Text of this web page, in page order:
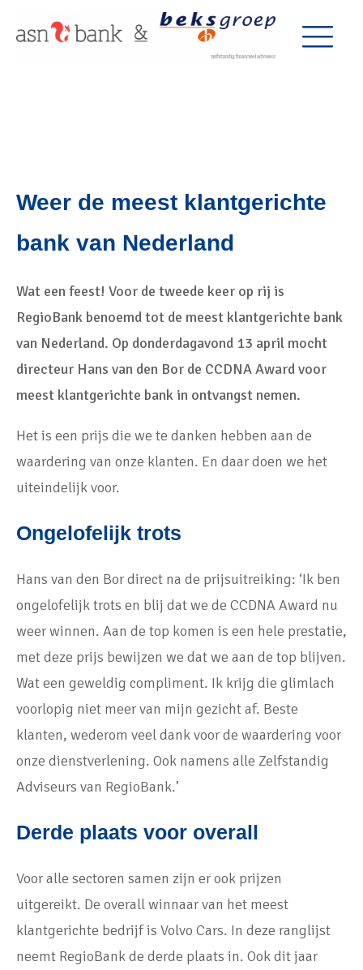
Weer de meest klantgerichte
bank van Nederland
Wat een feest! Voor de tweede keer op rij is
RegioBank benoemd tot de meest klantgerichte bank
van Nederland. Op donderdagavond 13 april mocht
directeur Hans van den Bor de CCDNA Award voor
meest klantgerichte bank in ontvangst nemen.
Het is een prijs die we te danken hebben aan de
waardering van onze klanten. En daar doen we het
uiteindelijk voor.
Ongelofelijk trots
Hans van den Bor direct na de prijsuitreiking: ‘Ik ben
ongelofelijk trots en blij dat we de CCDNA Award nu
weer winnen. Aan de top komen is een hele prestatie,
met deze prijs bewijzen we dat we aan de top blijven.
Wat een geweldig compliment. Ik krijg die glimlach
voorlopig niet meer van mijn gezicht af. Beste
klanten, wederom veel dank voor de waardering voor
onze dienstverlening. Ook namens alle Zelfstandig
Adviseurs van RegioBank.’
Derde plaats voor overall
Voor alle sectoren samen zijn er ook prijzen
uitgereikt. De overall winnaar van het meest
klantgerichte bedrijf is Volvo Cars. In deze ranglijst
neemt RegioBank de derde plaats in. Ook dit jaar